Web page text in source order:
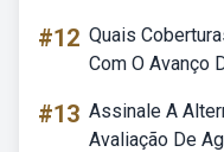
#12 Quais
Com O Avanço
#13 Assinale A
Avaliação De